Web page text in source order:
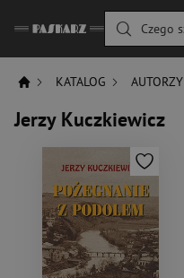
Czego
KATALOG AUTORZY
Jerzy Kuczkiewicz